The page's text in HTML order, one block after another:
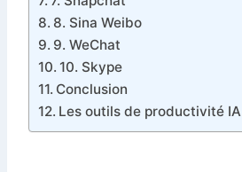
8. Sina Weibo
9. WeChat
10. Skype
Conclusion
Les outils de productivité IA